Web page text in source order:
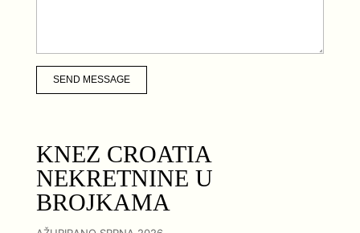
SEND MESSAGE
KNEZ CROATIA
NEKRETNINE U
BROJKAMA